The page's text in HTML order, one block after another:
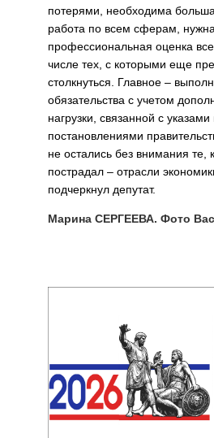
потерями, необходима
работа по всем сферам, нужна
профессиональная оценка
числе тех, с которыми еще
столкнуться. Главное –
обязательства с учетом
нагрузки, связанной с
постановлениями
не остались без внимания те,
пострадал – отрасли
подчеркнул депутат.
Марина СЕРГЕЕВА. Фото